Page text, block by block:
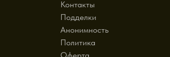
Контакты
Подделки
Анонимность
Политика